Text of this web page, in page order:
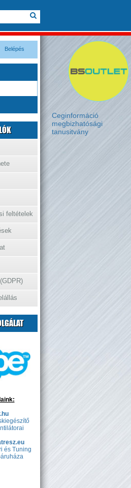
Ceginformáció
megbizhatósági
tanusitvány
Belépés
feltételek
és Tuning